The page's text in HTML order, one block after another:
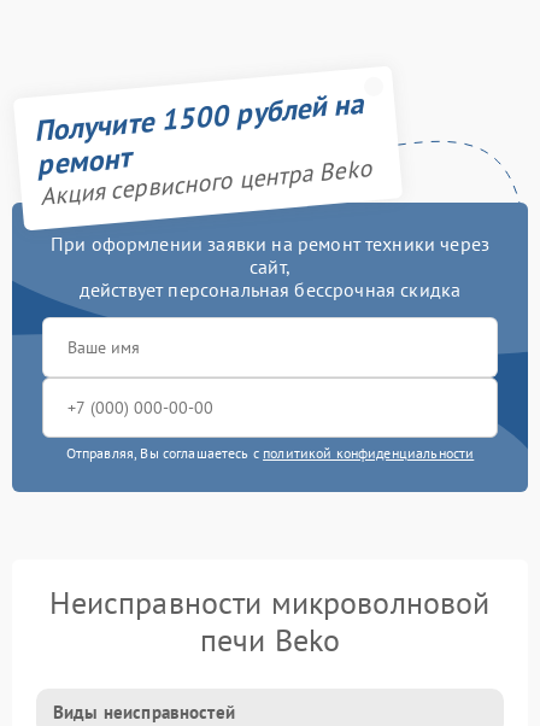
Получите 1500 рублей на
ремонт
Акция сервисного центра Beko
При оформлении заявки на ремонт техники через
сайт,
действует персональная бессрочная скидка
Отправляя, Вы соглашаетесь с политикой конфиденциальности
Неисправности микроволновой
печи Beko
Виды неисправностей